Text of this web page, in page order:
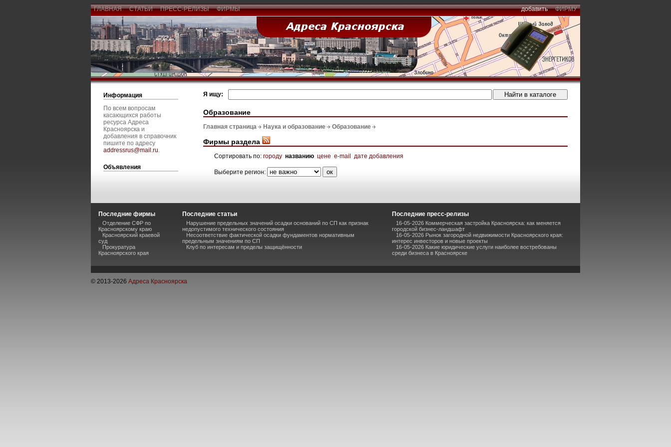
ГЛАВНАЯ СТАТЬИ ПРЕСС-РЕЛИЗЫ ФИРМЫ добавить ФИРМУ
Информация
По всем вопросам
касающихся работы
ресурса Адреса
Красноярска и
добавления в справочник
пишите по адресу
addressrus@mail.ru.
Объявления
Я ищу:
Образование
Главная страница Наука и образование Образование
Фирмы раздела
Сортировать по: городу названию цене e-mail дате добавления
Выберите регион:
Последние фирмы
Отделение СФР по
Красноярскому краю
Красноярский краевой
суд
Прокуратура
Красноярского края
Последние статьи
Нарушение предельных значений осадки оснований по СП как признак
недопустимого технического состояния
Несоответствие фактической осадки фундаментов нормативным
предельным значениям по СП
Клуб по интересам и пределы защищённости
Последние пресс-релизы
16-05-2026 Коммерческая застройка Красноярска: как меняется
городской бизнес-ландшафт
16-05-2026 Рынок загородной недвижимости Красноярского края:
интерес инвесторов и новые проекты
16-05-2026 Какие юридические услуги наиболее востребованы
среди бизнеса в Красноярске
© 2013-2026 Адреса Красноярска